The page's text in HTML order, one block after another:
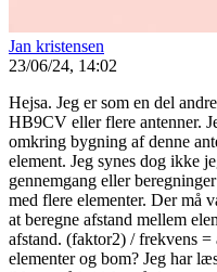
Jan kristensen
23/06/24, 14:02
Hejsa. Jeg er som en del
HB9CV eller flere antenner.
omkring bygning af denne
element. Jeg synes dog ikke
gennemgang eller
med flere elementer. Der må
at beregne afstand mellem
afstand. (faktor2) / frekvens
elementer og bom? Jeg har